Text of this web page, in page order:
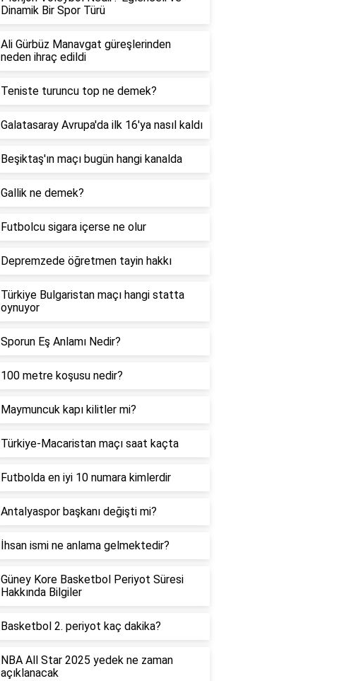
Dinamik Bir Spor Türü
Ali Gürbüz Manavgat güreşlerinden
neden ihraç edildi
Teniste turuncu top ne demek?
Galatasaray Avrupa'da ilk 16'ya nasıl kaldı
Beşiktaş'ın maçı bugün hangi kanalda
Gallik ne demek?
Futbolcu sigara içerse ne olur
Depremzede öğretmen tayin hakkı
Türkiye Bulgaristan maçı hangi statta
oynuyor
Sporun Eş Anlamı Nedir?
100 metre koşusu nedir?
Maymuncuk kapı kilitler mi?
Türkiye-Macaristan maçı saat kaçta
Futbolda en iyi 10 numara kimlerdir
Antalyaspor başkanı değişti mi?
İhsan ismi ne anlama gelmektedir?
Güney Kore Basketbol Periyot Süresi
Hakkında Bilgiler
Basketbol 2. periyot kaç dakika?
NBA All Star 2025 yedek ne zaman
açıklanacak